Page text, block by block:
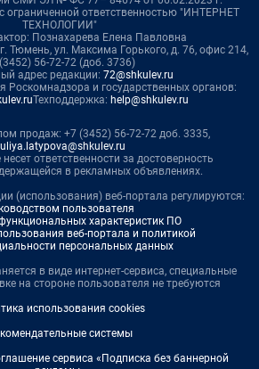
ограниченной ответственностью "ИНТЕРНЕТ
ТЕХНОЛОГИИ"
Познахарева Елена Павловна
Тюмень, ул. Максима Горького, д. 76, офис 214,
56-72-72 (доб. 3736)
адрес редакции: 72@shkulev.ru
Роскомнадзора и государственных органов:
Техподдержка: help@shkulev.ru
продаж: +7 (3452) 56-72-72 доб. 3335,
ответственности за достоверность
в рекламных объявлениях.
(использования) веб-портала регулируются:
пользователя
характеристик ПО
веб-портала и политикой
персональных данных
в виде интернет-сервиса, специальные
на стороне пользователя не требуются
использования cookies
системы
сервиса «Подписка без баннерной